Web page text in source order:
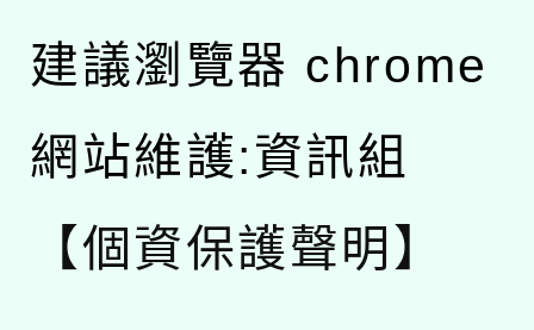
建議瀏覽器 chrome
網站維護:資訊組
【個資保護聲明】